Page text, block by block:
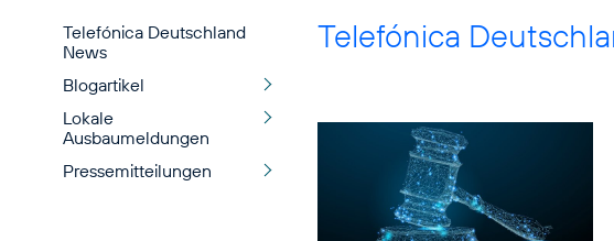
Telefónica Deutschland
News
Blogartikel
Lokale
Ausbaumeldungen
Pressemitteilungen
Telefónica